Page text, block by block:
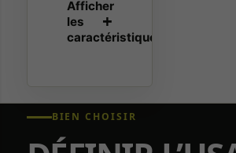
BIEN CHOISIR